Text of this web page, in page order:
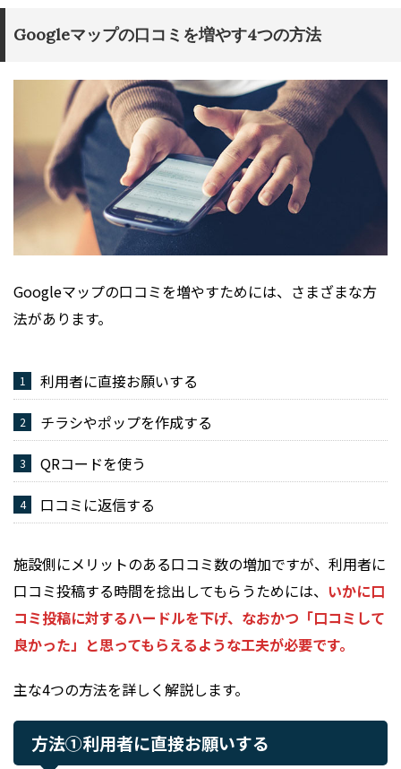
Googleマップの口コミを増やす4つの方法
Googleマップの口コミを増やすためには、さまざまな方
法があります。
利用者に直接お願いする
チラシやポップを作成する
QRコードを使う
口コミに返信する
施設側にメリットのある口コミ数の増加ですが、利用者に
口コミ投稿する時間を捻出してもらうためには、 いかに口
コミ投稿に対するハードルを下げ、なおかつ「口コミして
良かった」と思ってもらえるような工夫が必要です。
主な4つの方法を詳しく解説します。
方法①利用者に直接お願いする